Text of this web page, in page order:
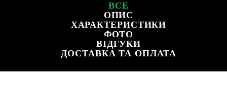
ВСЕ
ОПИС
ХАРАКТЕРИСТИКИ
ФОТО
ВІДГУКИ
ДОСТАВКА ТА ОПЛАТА